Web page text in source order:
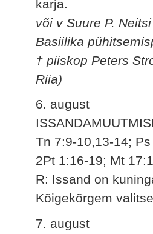
karja.
või v Suure P.
Basiilika
† piiskop Peters
Riia)
6. august
Tn 7:9-10,13-14;
2Pt 1:16-19; Mt
R: Issand on
Kõigekõrgem
7. august